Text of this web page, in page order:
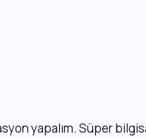
yapalım. Süper